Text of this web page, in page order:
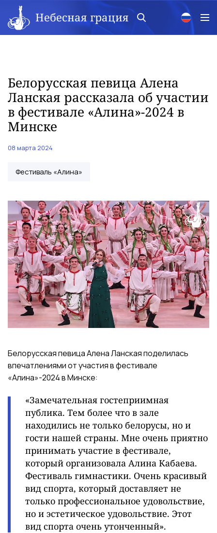
Небесная грация
Белорусская певица Алена
Ланская рассказала об участии
в фестивале «Алина»-2024 в
Минске
08 марта 2024
Фестиваль «Алина»
Белорусская певица Алена Ланская поделилась
впечатлениями от участия в фестивале
«Алина»-2024 в Минске:
«Замечательная гостеприимная
публика. Тем более что в зале
находились не только белорусы, но и
гости нашей страны. Мне очень приятно
принимать участие в фестивале,
который организовала Алина Кабаева.
Фестиваль гимнастики. Очень красивый
вид спорта, который доставляет не
только профессиональное удовольствие,
но и эстетическое удовольствие. Этот
вид спорта очень утонченный».